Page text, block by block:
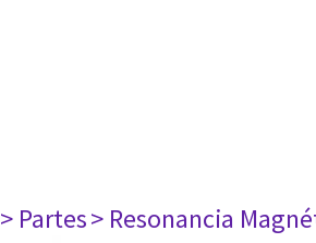
> Partes> Resonancia